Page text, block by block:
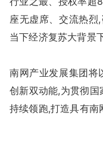
座无虚席、交流热
当下经济复苏大背景
南网产业发展集团将
创新双动能,为贯彻国
持续领跑,打造具有南